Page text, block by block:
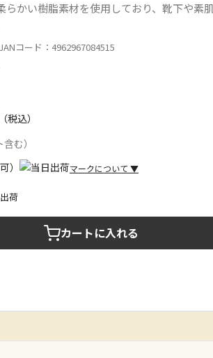
らかい樹脂素材を使用しており、靴下や素
コード：4962967084515
（税込）
む）
マークについて ▼
を選択できる商品です
で受取ができる商品です（宅配便でのお届けができ
荷
カートに入れる